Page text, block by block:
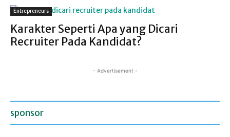
Entrepreneurs
Karakter Seperti Apa yang Dicari
Recruiter Pada Kandidat?
- Advertisement -
sponsor